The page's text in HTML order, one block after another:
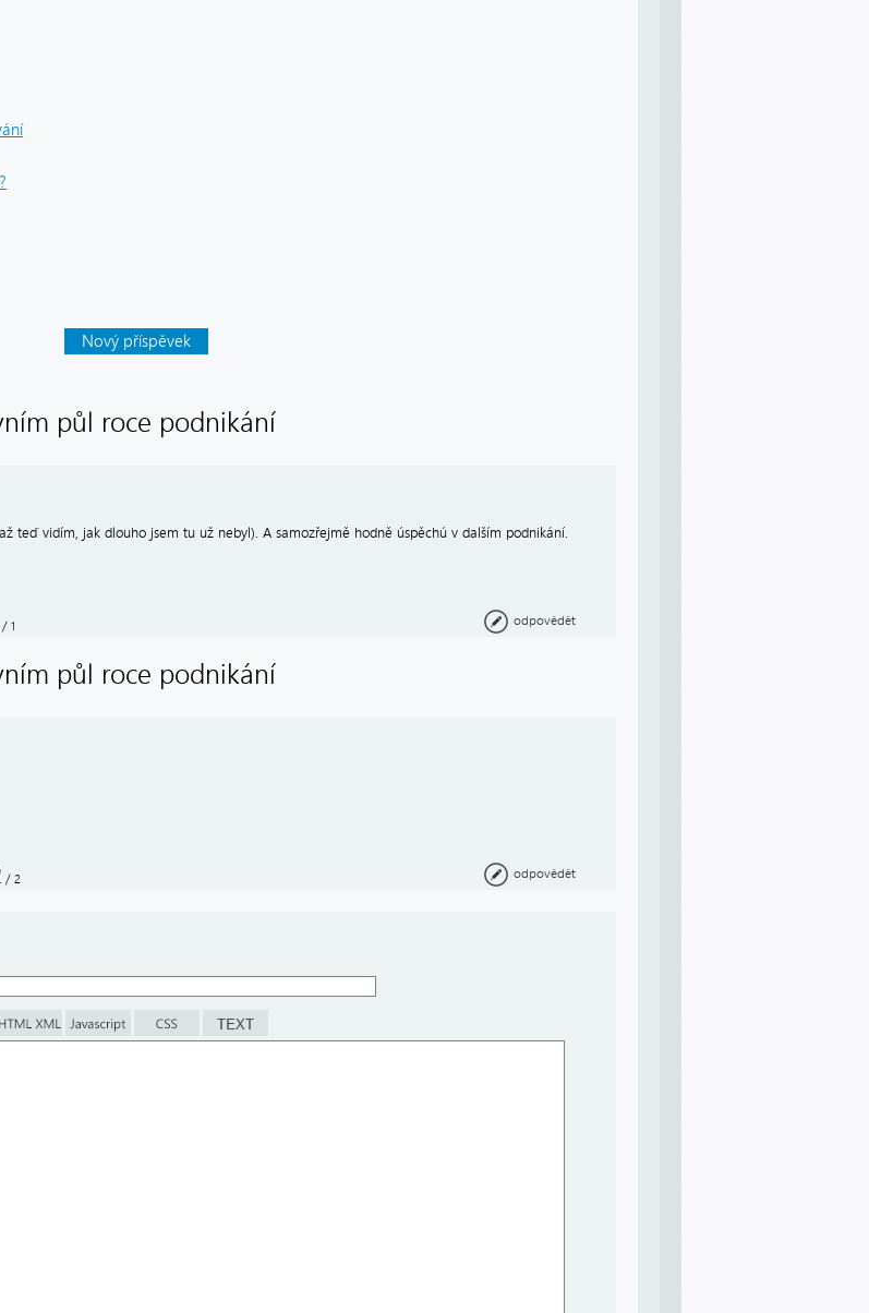
Nový příspěvek
půl roce podnikání
teď vidím, jak dlouho jsem tu už nebyl). A samozřejmě hodně úspěchú v dalším podnikání.
/ 1 odpovědět
půl roce podnikání
/ 2 odpovědět